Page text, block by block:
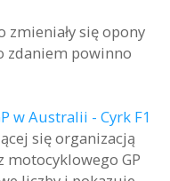
się opony
zdaniem powinno
w Australii - Cyrk F1
się organizacją
motocyklowego GP